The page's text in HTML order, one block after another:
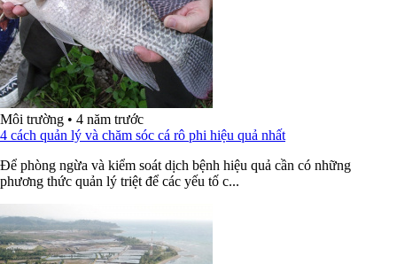
Môi trường • 4 năm trước
4 cách quản lý và chăm sóc cá rô phi hiệu quả nhất
Để phòng ngừa và kiểm soát dịch bệnh hiệu quả cần có những
phương thức quản lý triệt để các yếu tố c...